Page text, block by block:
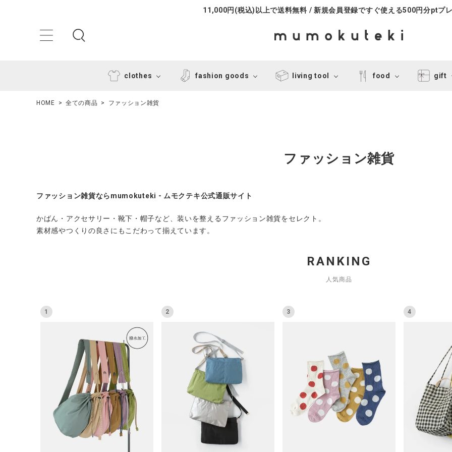
11,000円(税込)以上で送料無料 / 新規会員登録ですぐ使える500円分ptプ
clothes fashion goods living tool food gift
ようこそ ゲスト 様
ログイン
ナチュラル服
ファッション雑貨
HOME 全ての商品 ファッション雑貨
ファッション雑貨
ファッション雑貨ならmumokuteki - ムモクテキ公式通販サイト
かばん・アクセサリー・靴下・帽子など、装いを整えるファッション雑貨をセレクト。
素材感やつくりの良さにもこだわって揃えています。
RANKING
人気商品
1 2 3 4